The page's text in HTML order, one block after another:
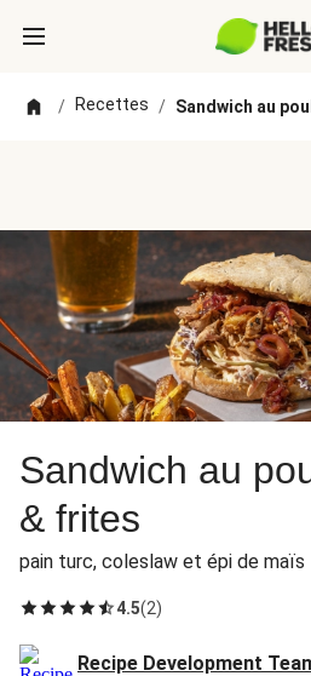
/ Recettes / Sandwich au
Sandwich au
& frites
pain turc, coleslaw et épi de maïs
4.5(2)
Recipe Development